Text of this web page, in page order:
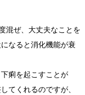
混ぜ、大丈夫なことを
なると消化機能が衰
痢を起こすことが
てくれるのですが、